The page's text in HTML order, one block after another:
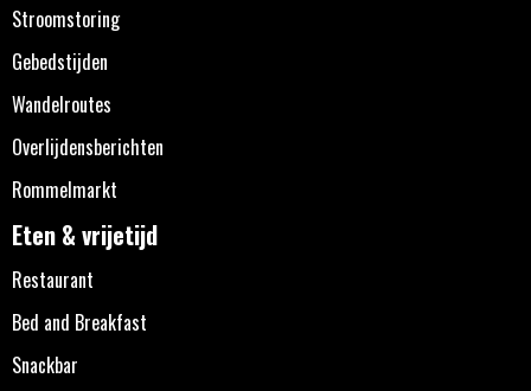
Stroomstoring
Gebedstijden
Wandelroutes
Overlijdensberichten
Rommelmarkt
Eten & vrijetijd
Restaurant
Bed and Breakfast
Snackbar